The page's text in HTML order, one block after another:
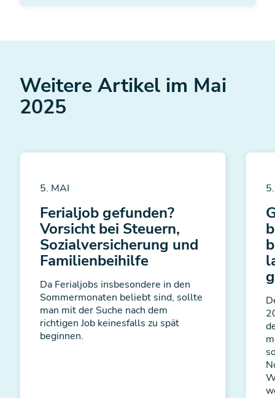
Weitere Artikel im Mai
2025
5. MAI
Ferialjob gefunden?
Vorsicht bei Steuern,
Sozial­versicherung und
Familien­beihilfe
Da Ferialjobs insbesondere in den
Sommermonaten beliebt sind, sollte
man mit der Suche nach dem
richtigen Job keinesfalls zu spät
beginnen.